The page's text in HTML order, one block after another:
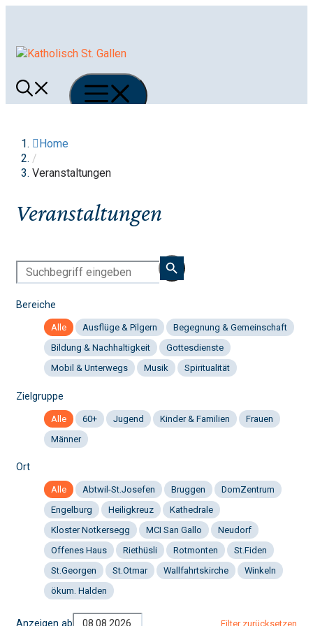
Menü
Home
/
Veranstaltungen
Veranstaltungen
Bereiche
Alle Ausflüge & Pilgern
Begegnung & Gemeinschaft
Bildung & Nachhaltigkeit
Gottesdienste
Mobil & Unterwegs
Musik Spiritualität
Zielgruppe
Alle 60+ Jugend Kinder & Familien
Frauen
Männer
Ort
Alle Abtwil-St.Josefen Bruggen
DomZentrum
Engelburg
Heiligkreuz
Kathedrale
Kloster Notkersegg
MCI San Gallo
Neudorf
Offenes Haus
Riethüsli Rotmonten
St.Fiden
St.Georgen
St.Otmar Wallfahrtskirche
Winkeln
ökum. Halden
Filter zurücksetzen